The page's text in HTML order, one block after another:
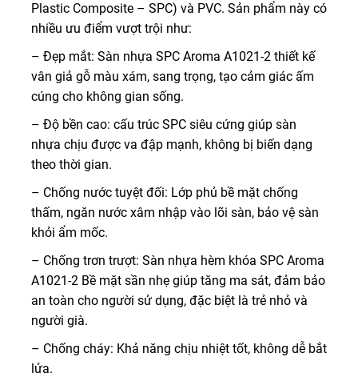
Plastic Composite – SPC) và PVC. Sản phẩm này có
nhiều ưu điểm vượt trội như:
– Đẹp mắt: Sàn nhựa SPC Aroma A1021-2 thiết kế
vân giả gỗ màu xám, sang trọng, tạo cảm giác ấm
cúng cho không gian sống.
– Độ bền cao: cấu trúc SPC siêu cứng giúp sàn
nhựa chịu được va đập mạnh, không bị biến dạng
theo thời gian.
– Chống nước tuyệt đối: Lớp phủ bề mặt chống
thấm, ngăn nước xâm nhập vào lõi sàn, bảo vệ sàn
khỏi ẩm mốc.
– Chống trơn trượt: Sàn nhựa hèm khóa SPC Aroma
A1021-2 Bề mặt sần nhẹ giúp tăng ma sát, đảm bảo
an toàn cho người sử dụng, đặc biệt là trẻ nhỏ và
người già.
– Chống cháy: Khả năng chịu nhiệt tốt, không dễ bắt
lửa.